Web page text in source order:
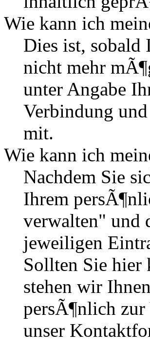
Wie kann ich
Dies ist, sobald
nicht mehr
unter Angabe
Verbindung
mit.
Wie kann ich
Nachdem Sie
Ihrem
verwalten" und
jeweiligen
Sollten Sie
stehen wir
persÃ¶nlich
unser